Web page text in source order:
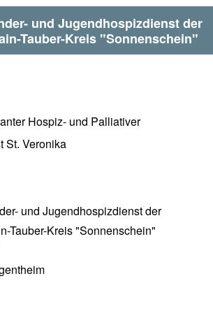
und Jugendhospizdienst der
Tauber-Kreis "Sonnenschein"
Hospiz- und Palliativer
St. Veronika
und Jugendhospizdienst der
Tauber-Kreis "Sonnenschein"